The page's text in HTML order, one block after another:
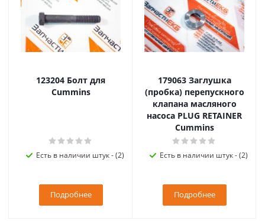
123204 Болт для
Cummins
Есть в наличии штук - (2)
Подробнее
179063 Заглушка
(пробка) перепускного
клапана масляного
насоса PLUG RETAINER
Cummins
Есть в наличии штук - (2)
Подробнее